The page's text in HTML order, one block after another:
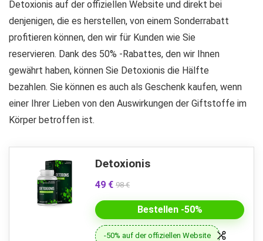
Detoxionis auf der offiziellen Website und direkt bei
denjenigen, die es herstellen, von einem Sonderrabatt
profitieren können, den wir für Kunden wie Sie
reservieren. Dank des 50% -Rabattes, den wir Ihnen
gewährt haben, können Sie Detoxionis die Hälfte
bezahlen. Sie können es auch als Geschenk kaufen, wenn
einer Ihrer Lieben von den Auswirkungen der Giftstoffe im
Körper betroffen ist.
Detoxionis
49 € 98 €
Bestellen -50%
-50% auf der offiziellen Website